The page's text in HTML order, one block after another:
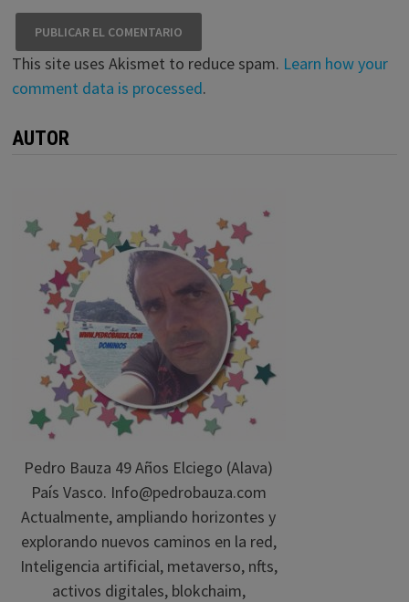
This site uses Akismet to reduce spam. Learn how your
comment data is processed.
AUTOR
Pedro Bauza 49 Años Elciego (Alava)
País Vasco. Info@pedrobauza.com
Actualmente, ampliando horizontes y
explorando nuevos caminos en la red,
Inteligencia artificial, metaverso, nfts,
activos digitales, blokchaim,